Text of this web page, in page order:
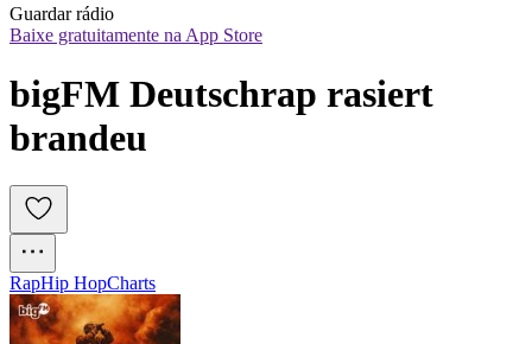
Guardar rádio
Baixe gratuitamente na App Store
bigFM Deutschrap rasiert
brandeu
RapHip HopCharts